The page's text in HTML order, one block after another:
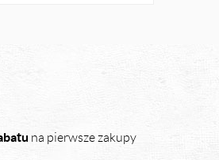
na pierwsze zakupy